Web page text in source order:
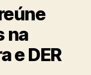
na
e DER